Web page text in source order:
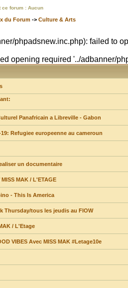
forum : Aucun
du Forum -> Culture & Arts
phpadsnew.inc.php): failed to
opening required '../adbanner/
Panafricain a Libreville - Gabon
Refugiee europeenne au cameroun
un documentaire
MAK / L'ETAGE
- This Is America
Thursday/tous les jeudis au FlOW
/ L'Etage
VIBES Avec MISS MAK #Letage10e